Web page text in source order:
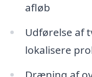
afløb
Udførelse af
lokalisere